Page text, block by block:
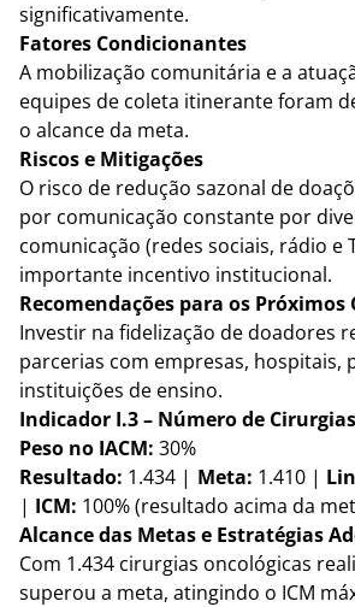
significativamente.
Fatores Condicionantes
A mobilização comunitária e a
equipes de coleta itinerante foram
o alcance da meta.
Riscos e Mitigações
O risco de redução sazonal de
por comunicação constante por
comunicação (redes sociais, rádio e
importante incentivo institucional.
Recomendações para os Próximos
Investir na fidelização de doadores
parcerias com empresas, hospitais,
instituições de ensino.
Indicador I.3 – Número de
Peso no IACM: 30%
Resultado: 1.434 | Meta: 1.410 |
| ICM: 100% (resultado acima da
Alcance das Metas e Estratégias
Com 1.434 cirurgias oncológicas
superou a meta, atingindo o ICM